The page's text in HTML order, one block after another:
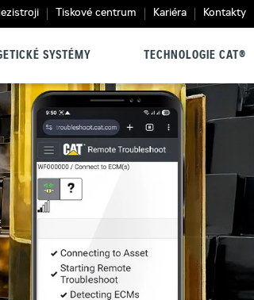
Tiskové centrum Kariéra Kontakty
SYSTÉMY TECHNOLOGIE CAT®